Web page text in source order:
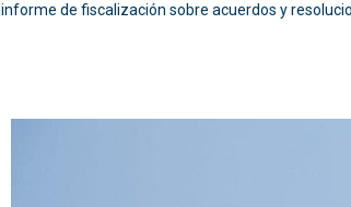
informe de fiscalización sobre acuerdos y